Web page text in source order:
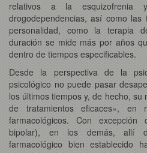
relativos a la
drogodependencias, así como
personalidad, como la terapia
duración se mide más por años
dentro de tiempos especificables.
Desde la perspectiva de la
psicológico no puede pasar
los últimos tiempos y, de hecho,
de tratamientos eficaces», en
farmacológicos. Con
bipolar), en los demás, allí
farmacológico bien establecido